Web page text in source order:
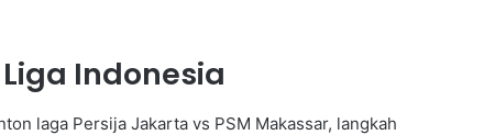
Indonesia
laga Persija Jakarta vs PSM Makassar, langkah